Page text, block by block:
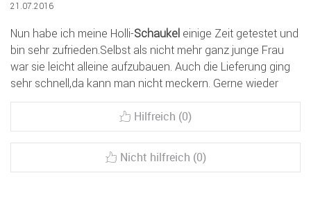
21.07.2016
Nun habe ich meine Holli-Schaukel einige Zeit getestet und
bin sehr zufrieden.Selbst als nicht mehr ganz junge Frau
war sie leicht alleine aufzubauen. Auch die Lieferung ging
sehr schnell,da kann man nicht meckern. Gerne wieder
Hilfreich (0)
Nicht hilfreich (0)